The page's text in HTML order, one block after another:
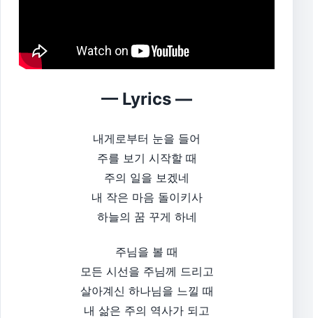
— Lyrics —
내게로부터 눈을 들어
주를 보기 시작할 때
주의 일을 보겠네
내 작은 마음 돌이키사
하늘의 꿈 꾸게 하네
주님을 볼 때
모든 시선을 주님께 드리고
살아계신 하나님을 느낄 때
내 삶은 주의 역사가 되고